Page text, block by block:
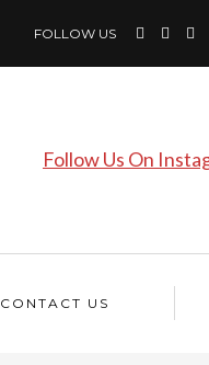
FOLLOW US
Follow Us On
CONTACT US